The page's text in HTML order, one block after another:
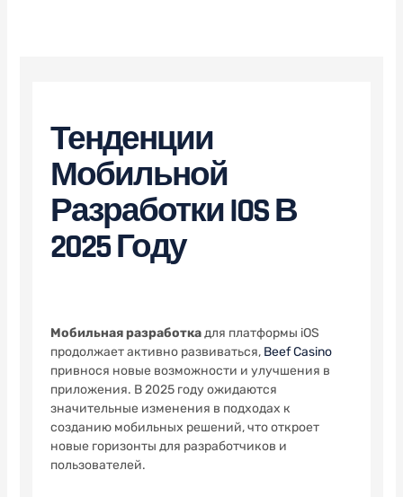
Тенденции
Мобильной
Разработки IOS В
2025 Году
Мобильная разработкадля платформы iOS
продолжает активно развиваться, Beef Casino
привнося новые возможности и улучшения в
приложения. В 2025 году ожидаются
значительные изменения в подходах к
созданию мобильных решений, что откроет
новые горизонты для разработчиков и
пользователей.